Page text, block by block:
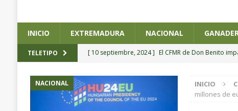
INICIO EXTREMADURA NACIONAL
TELETIPO [ 10 septiembre, 2024 ] El CFMR de Don Benito
[ 4 septiembre, 2024 ]
Planas preside la toma de
Pesca y Alimentación
INICIO
millones de
NACIONAL